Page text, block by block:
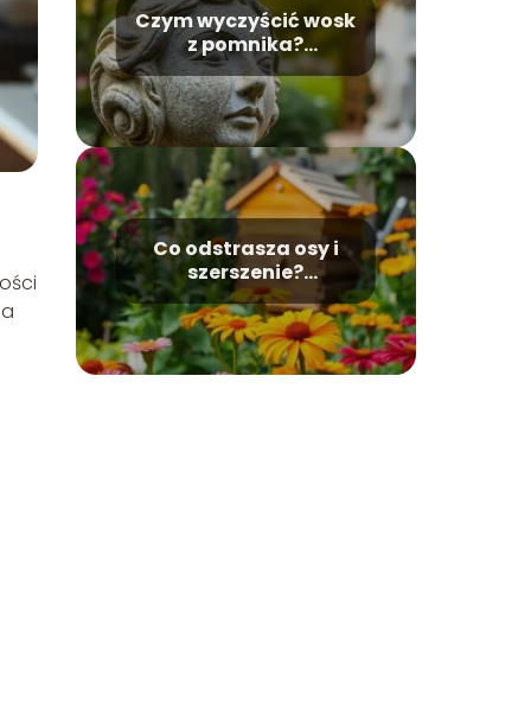
Czym wyczyścić wosk
z pomnika?
Sprawdzone metody
usuwania plam
Co odstrasza osy i
szerszenie?
Skuteczne metody na
te owady